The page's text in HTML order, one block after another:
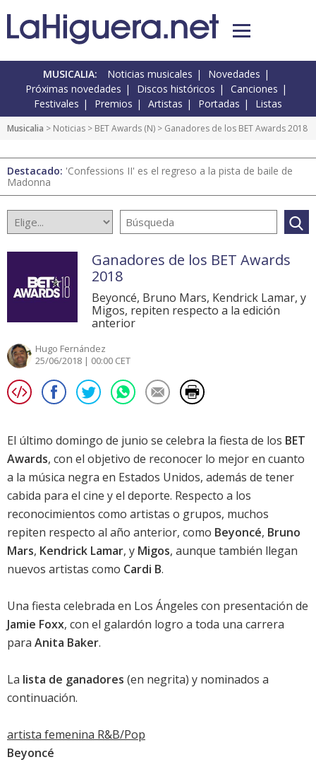
MUSICALIA: Noticias musicales
Novedades
Próximas novedades
Discos históricos
Canciones
Festivales
Premios Artistas Portadas Listas
Musicalia > Noticias > BET Awards (N) > Ganadores de los BET Awards 2018
Destacado: 'Confessions II' es el regreso a la pista de baile de
Madonna
Ganadores de los BET Awards
2018
Beyoncé, Bruno Mars, Kendrick Lamar, y
Migos, repiten respecto a la edición
anterior
Hugo Fernández
25/06/2018 | 00:00 CET
El último domingo de junio se celebra la fiesta de los BET
Awards, con el objetivo de reconocer lo mejor en cuanto
a la música negra en Estados Unidos, además de tener
cabida para el cine y el deporte. Respecto a los
reconocimientos como artistas o grupos, muchos
repiten respecto al año anterior, como Beyoncé, Bruno
Mars, Kendrick Lamar, y Migos, aunque también llegan
nuevos artistas como Cardi B.
Una fiesta celebrada en Los Ángeles con presentación de
Jamie Foxx, con el galardón logro a toda una carrera
para Anita Baker.
La lista de ganadores (en negrita) y nominados a
continuación.
artista femenina R&B/Pop
Beyoncé